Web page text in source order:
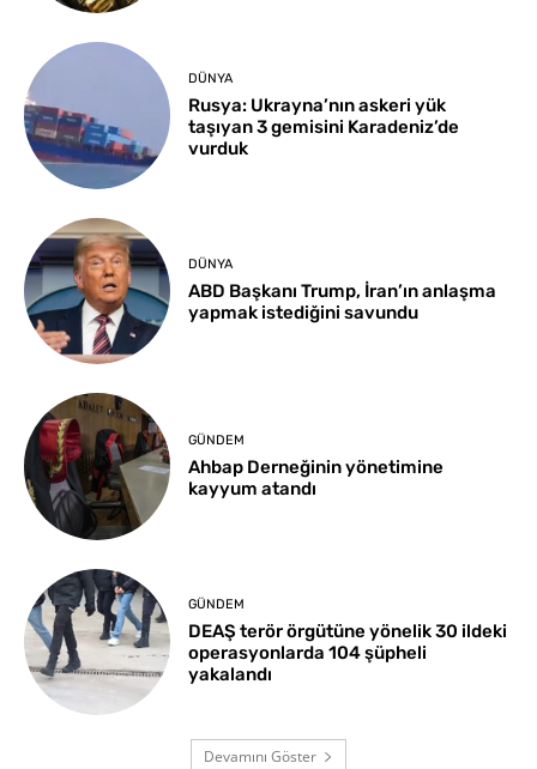
DÜNYA
Rusya: Ukrayna’nın askeri yük
taşıyan 3 gemisini Karadeniz’de
vurduk
DÜNYA
ABD Başkanı Trump, İran’ın anlaşma
yapmak istediğini savundu
GÜNDEM
Ahbap Derneğinin yönetimine
kayyum atandı
GÜNDEM
DEAŞ terör örgütüne yönelik 30 ildeki
operasyonlarda 104 şüpheli
yakalandı
Devamını Göster